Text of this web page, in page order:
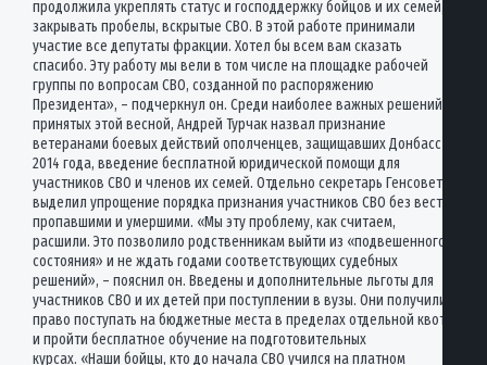
продолжила укреплять статус и господдержку бойцов и их семей,
закрывать пробелы, вскрытые СВО. В этой работе принимали
участие все депутаты фракции. Хотел бы всем вам сказать
спасибо. Эту работу мы вели в том числе на площадке рабочей
группы по вопросам СВО, созданной по распоряжению
Президента», – подчеркнул он. Среди наиболее важных решений,
принятых этой весной, Андрей Турчак назвал признание
ветеранами боевых действий ополченцев, защищавших Донбасс с
2014 года, введение бесплатной юридической помощи для
участников СВО и членов их семей. Отдельно секретарь Генсовета
выделил упрощение порядка признания участников СВО без вести
пропавшими и умершими. «Мы эту проблему, как считаем,
расшили. Это позволило родственникам выйти из «подвешенного
состояния» и не ждать годами соответствующих судебных
решений», – пояснил он. Введены и дополнительные льготы для
участников СВО и их детей при поступлении в вузы. Они получили
право поступать на бюджетные места в пределах отдельной квоты
и пройти бесплатное обучение на подготовительных
курсах. «Наши бойцы, кто до начала СВО учился на платном